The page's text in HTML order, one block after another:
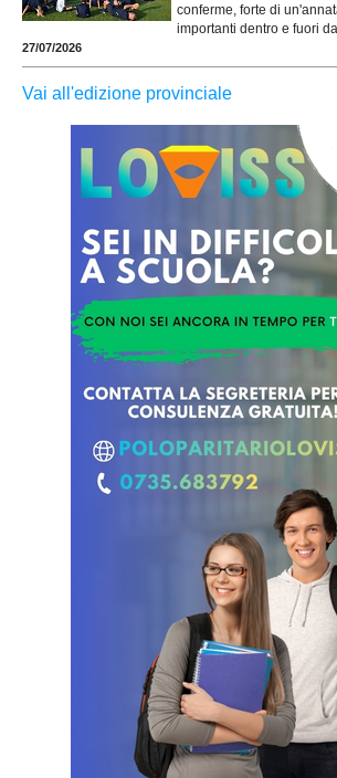
conferme, forte di
importanti dentro e fuori
27/07/2026
Vai all'edizione provinciale